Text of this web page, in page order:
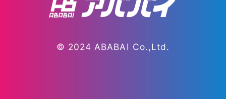
© 2024 ABABAI Co.,Ltd.